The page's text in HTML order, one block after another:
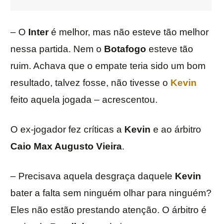
– O Interé melhor, mas não esteve tão melhor
nessa partida. Nem o Botafogo esteve tão
ruim. Achava que o empate teria sido um bom
resultado, talvez fosse, não tivesse o Kevin
feito aquela jogada – acrescentou.
O ex-jogador fez críticas a Kevin e ao árbitro
Caio Max Augusto Vieira.
– Precisava aquela desgraça daquele Kevin
bater a falta sem ninguém olhar para ninguém?
Eles não estão prestando atenção. O árbitro é